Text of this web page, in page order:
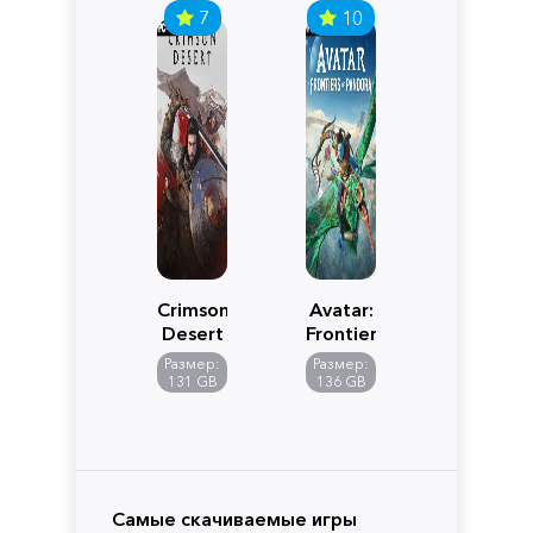
7
Crimson
Desert
Размер:
131 GB
10
Avatar:
Frontiers
of
Pandora
Размер:
136 GB
Самые скачиваемые игры